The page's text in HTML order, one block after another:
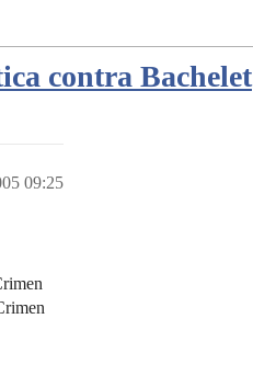
contra Bachelet
09:25